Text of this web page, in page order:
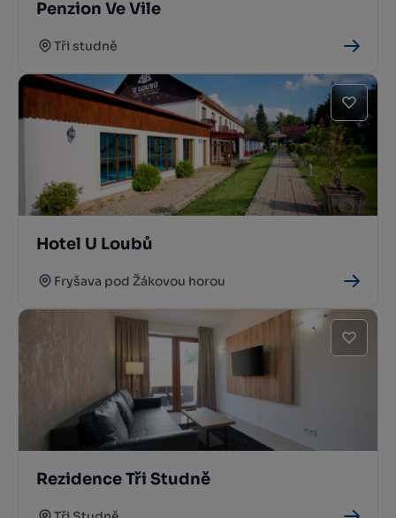
Penzion Ve Vile
Tři studně
Hotel U Loubů
Fryšava pod Žákovou horou
Rezidence Tři Studně